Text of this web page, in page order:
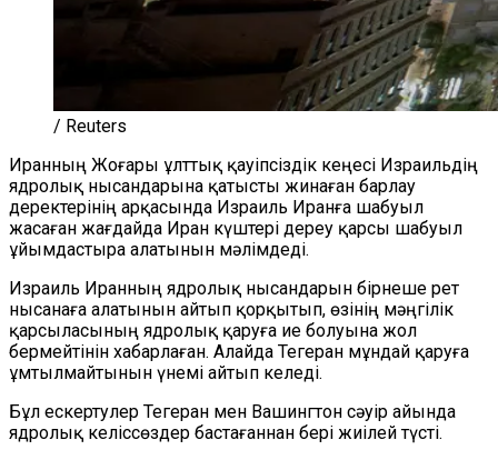
/ Reuters
Иранның Жоғары ұлттық қауіпсіздік кеңесі Израильдің
ядролық нысандарына қатысты жинаған барлау
деректерінің арқасында Израиль Иранға шабуыл
жасаған жағдайда Иран күштері дереу қарсы шабуыл
ұйымдастыра алатынын мәлімдеді.
Израиль Иранның ядролық нысандарын бірнеше рет
нысанаға алатынын айтып қорқытып, өзінің мәңгілік
қарсыласының ядролық қаруға ие болуына жол
бермейтінін хабарлаған. Алайда Тегеран мұндай қаруға
ұмтылмайтынын үнемі айтып келеді.
Бұл ескертулер Тегеран мен Вашингтон сәуір айында
ядролық келіссөздер бастағаннан бері жиілей түсті.